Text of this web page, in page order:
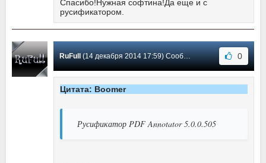
Спасибо!Нужная софтина!Да еще и с
русификатором.
RuFull (14 декабря 2014 17:59) Сообщение #5 0
Цитата: Boomer
Русификатор PDF Annotator 5.0.0.505